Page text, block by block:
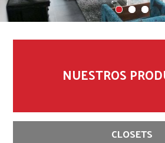
NUESTROS
CLOSETS